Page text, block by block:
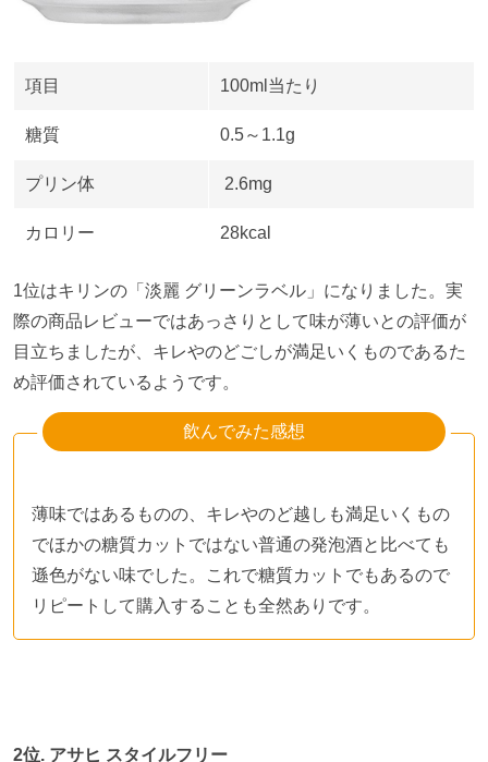
項目 100ml当たり
糖質 0.5～ 1.1g
プリン体 2.6mg
カロリー 28kcal
1位はキリンの「淡麗 グリーンラベル」になりました。実
際の商品レビューではあっさりとして味が薄いとの評価が
目立ちましたが、キレやのどごしが満足いくものであるた
め評価されているようです。
飲んでみた感想
薄味ではあるものの、キレやのど越しも満足いくもの
でほかの糖質カットではない普通の発泡酒と比べても
遜色がない味でした。これで糖質カットでもあるので
リピートして購入することも全然ありです。
2位. アサヒ スタイルフリー